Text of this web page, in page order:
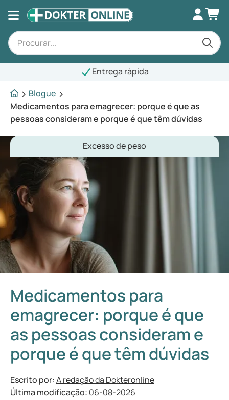
Entrega rápida
Blogue
Medicamentos para emagrecer: porque é que as
pessoas consideram e porque é que têm dúvidas
Excesso de peso
Medicamentos para
emagrecer: porque é que
as pessoas consideram e
porque é que têm dúvidas
Escrito por:A redação da Dokteronline
Última modificação: 06-08-2026